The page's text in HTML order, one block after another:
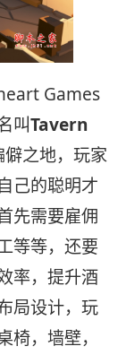
Games
叫Tavern
之地，玩家
己的聪明才
先需要雇佣
等等，还要
率，提升酒
局设计，玩
，墙壁，